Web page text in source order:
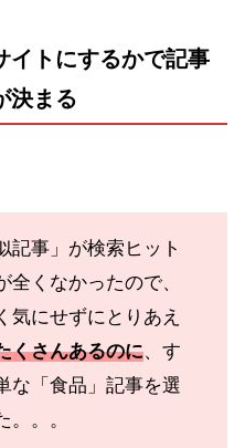
イトにするかで記事
決まる
記事」が検索ヒット
全くなかったので、
気にせずにとりあえ
くさんあるのに、す
な「食品」記事を選
。。